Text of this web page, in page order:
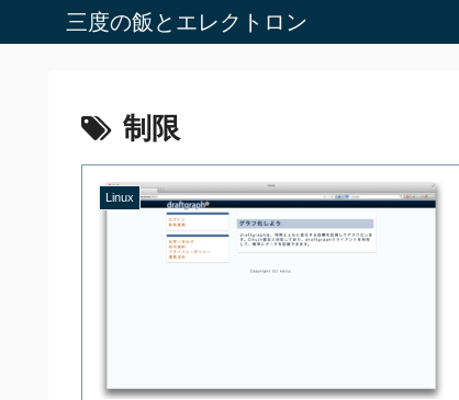
三度の飯とエレクトロン
制限
Linux